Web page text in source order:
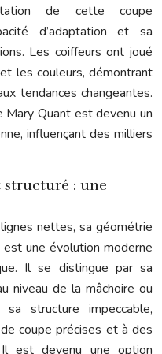
de cette coupe
d’adaptation et sa
Les coiffeurs ont joué
les couleurs, démontrant
tendances changeantes.
Quant est devenu un
influençant des milliers
structuré : une
nettes, sa géométrie
une évolution moderne
Il se distingue par sa
niveau de la mâchoire ou
structure impeccable,
coupe précises et à des
est devenu une option